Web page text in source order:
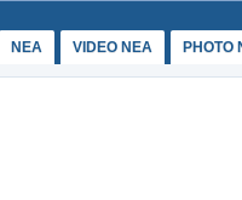
ΝΕΑ VIDEO NEA PHOTO